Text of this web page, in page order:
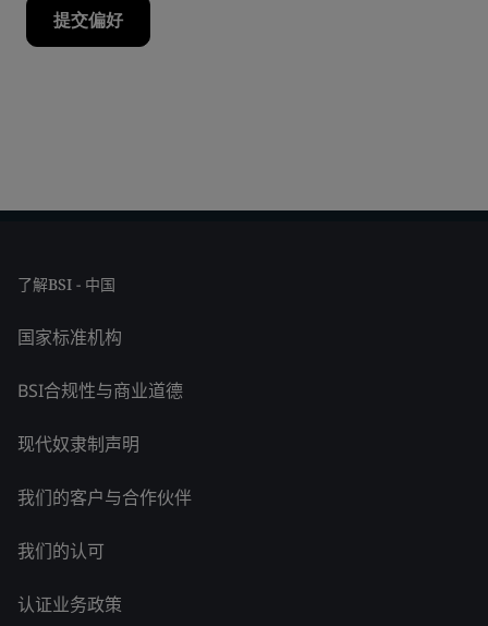
了解BSI - 中国
国家标准机构
BSI合规性与商业道德
现代奴隶制声明
我们的客户与合作伙伴
我们的认可
认证业务政策